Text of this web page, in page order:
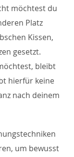
möchtest du
Platz
Kissen,
gesetzt.
bleibt
hierfür keine
nach deinem
um bewusst